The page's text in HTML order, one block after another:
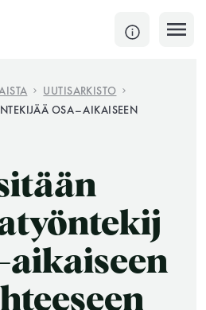
SULJE
on jaettu ja jokaisen kuun
JÄSENSIVUT
UUTISARKISTO
OSA–AIKAISEEN